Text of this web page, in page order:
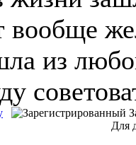
вообще
из
Для